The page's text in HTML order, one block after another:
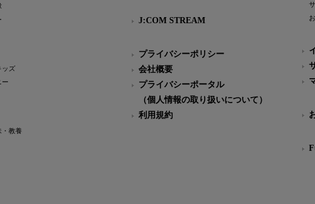
ッズ
ー
・教養
J:COM STREAM
プライバシーポリシー
会社概要
プライバシーポータル
（個人情報の取り扱いについて）
利用規約